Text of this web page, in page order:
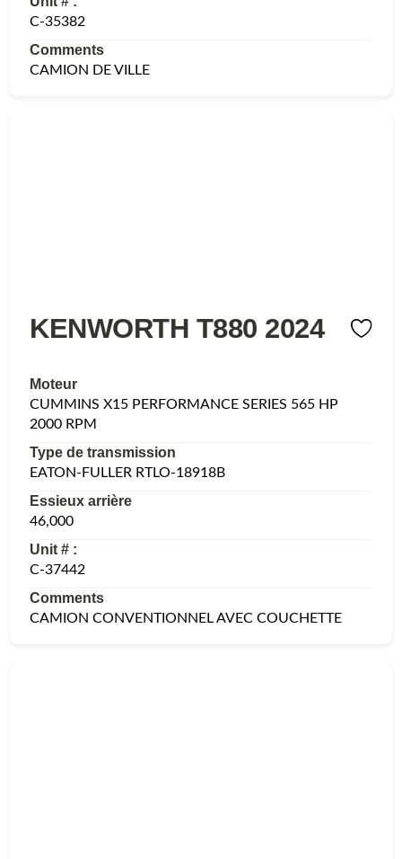
C-35382
Comments
CAMION DE VILLE
KENWORTH T880 2024
Moteur
CUMMINS X15 PERFORMANCE SERIES 565 HP
2000 RPM
Type de transmission
EATON-FULLER RTLO-18918B
Essieux arrière
46,000
Unit # :
C-37442
Comments
CAMION CONVENTIONNEL AVEC COUCHETTE